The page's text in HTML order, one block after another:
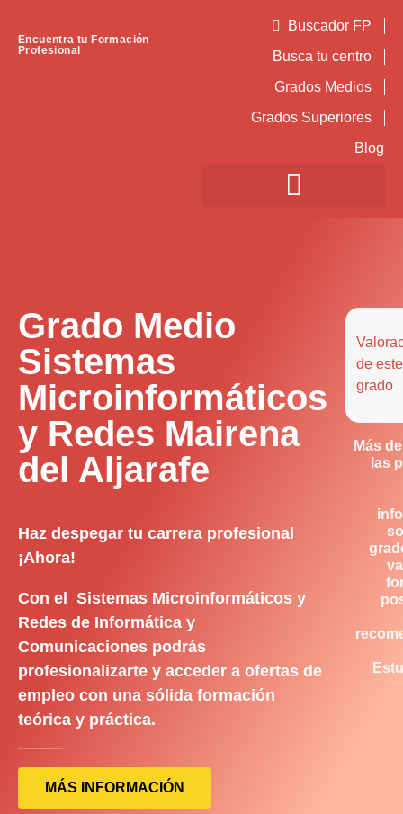
Encuentra tu Formación
Profesional
Buscador FP
Busca tu centro
Grados Medios
Grados Superiores
Blog
Grado Medio
Sistemas
Microinformáticos
y Redes Mairena
del Aljarafe
Haz despegar tu carrera profesional
¡Ahora!
Con el Sistemas Microinformáticos y
Redes de Informática y
Comunicaciones podrás
profesionalizarte y acceder a ofertas de
empleo con una sólida formación
teórica y práctica.
MÁS INFORMACIÓN
de este
grado
Más
las